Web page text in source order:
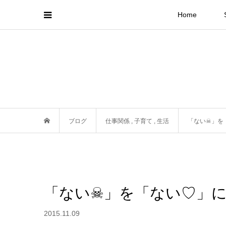
Home
ブログ 仕事関係 , 子育て , 生活 「ない☠」
「ない☠」を「ない♡」
2015.11.09